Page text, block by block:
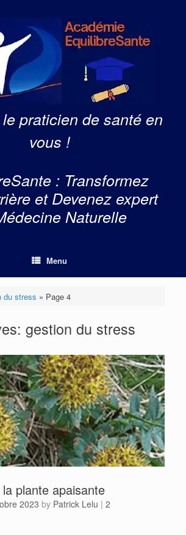
praticien de santé en
vous !
: Transformez
et Devenez expert
Naturelle
Menu
du stress » Page 4
gestion du stress
la plante apaisante
2023 by Patrick Lelu | 2